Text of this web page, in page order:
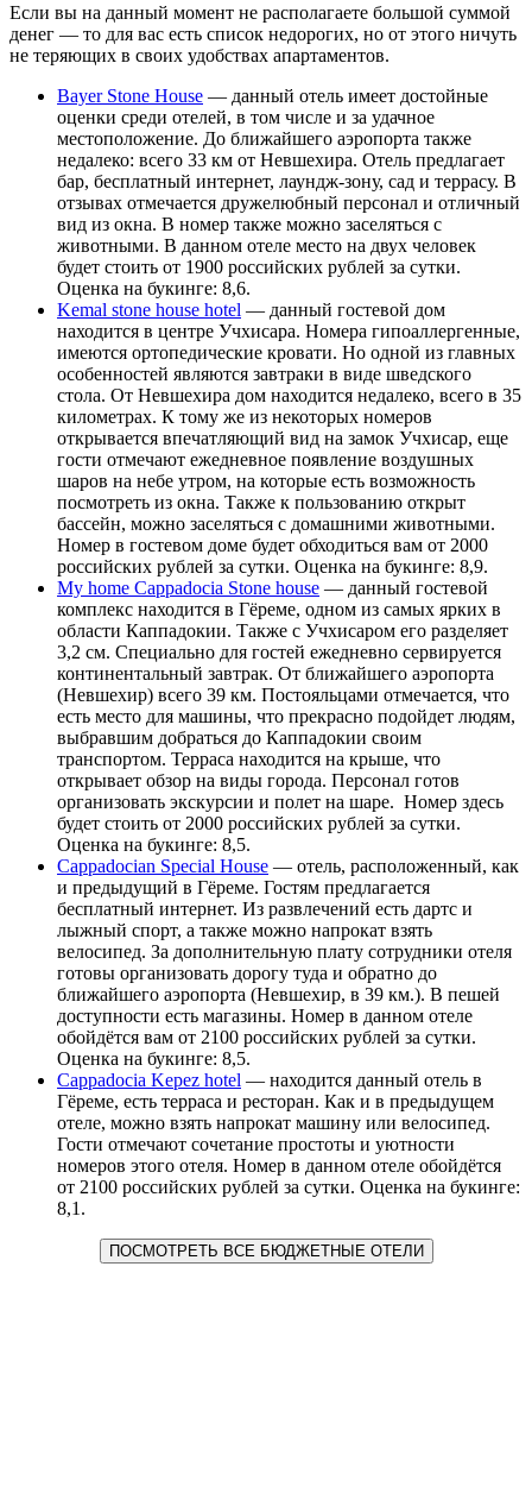
Если вы на данный момент не располагаете большой суммой
денег — то для вас есть список недорогих, но от этого ничуть
не теряющих в своих удобствах апартаментов.
Bayer Stone House — данный отель имеет достойные
оценки среди отелей, в том числе и за удачное
местоположение. До ближайшего аэропорта также
недалеко: всего 33 км от Невшехира. Отель предлагает
бар, бесплатный интернет, лаундж-зону, сад и террасу. В
отзывах отмечается дружелюбный персонал и отличный
вид из окна. В номер также можно заселяться с
животными. В данном отеле место на двух человек
будет стоить от 1900 российских рублей за сутки.
Оценка на букинге: 8,6.
Kemal stone house hotel — данный гостевой дом
находится в центре Учхисара. Номера гипоаллергенные,
имеются ортопедические кровати. Но одной из главных
особенностей являются завтраки в виде шведского
стола. От Невшехира дом находится недалеко, всего в 35
километрах. К тому же из некоторых номеров
открывается впечатляющий вид на замок Учхисар, еще
гости отмечают ежедневное появление воздушных
шаров на небе утром, на которые есть возможность
посмотреть из окна. Также к пользованию открыт
бассейн, можно заселяться с домашними животными.
Номер в гостевом доме будет обходиться вам от 2000
российских рублей за сутки. Оценка на букинге: 8,9.
My home Cappadocia Stone house — данный гостевой
комплекс находится в Гёреме, одном из самых ярких в
области Каппадокии. Также с Учхисаром его разделяет
3,2 см. Специально для гостей ежедневно сервируется
континентальный завтрак. От ближайшего аэропорта
(Невшехир) всего 39 км. Постояльцами отмечается, что
есть место для машины, что прекрасно подойдет людям,
выбравшим добраться до Каппадокии своим
транспортом. Терраса находится на крыше, что
открывает обзор на виды города. Персонал готов
организовать экскурсии и полет на шаре. Номер здесь
будет стоить от 2000 российских рублей за сутки.
Оценка на букинге: 8,5.
Cappadocian Special House — отель, расположенный, как
и предыдущий в Гёреме. Гостям предлагается
бесплатный интернет. Из развлечений есть дартс и
лыжный спорт, а также можно напрокат взять
велосипед. За дополнительную плату сотрудники отеля
готовы организовать дорогу туда и обратно до
ближайшего аэропорта (Невшехир, в 39 км.). В пешей
доступности есть магазины. Номер в данном отеле
обойдётся вам от 2100 российских рублей за сутки.
Оценка на букинге: 8,5.
Cappadocia Kepez hotel — находится данный отель в
Гёреме, есть терраса и ресторан. Как и в предыдущем
отеле, можно взять напрокат машину или велосипед.
Гости отмечают сочетание простоты и уютности
номеров этого отеля. Номер в данном отеле обойдётся
от 2100 российских рублей за сутки. Оценка на букинге:
8,1.
ПОСМОТРЕТЬ ВСЕ БЮДЖЕТНЫЕ ОТЕЛИ